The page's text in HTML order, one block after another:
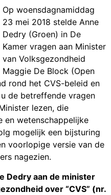
Op woensdagnamiddag
23 mei 2018 stelde Anne
Dedry (Groen) in De
Kamer vragen aan Minister
van Volksgezondheid
Maggie De Block (Open
rond het CVS-beleid en
de betreffende vragen
lezen, die
en wetenschappelijke
mogelijk een bijsturing
voorlopige versie van de
nagezien.
Dedry aan de minister
over “CVS” (nr.